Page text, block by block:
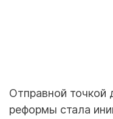
Отправной точкой
реформы стала